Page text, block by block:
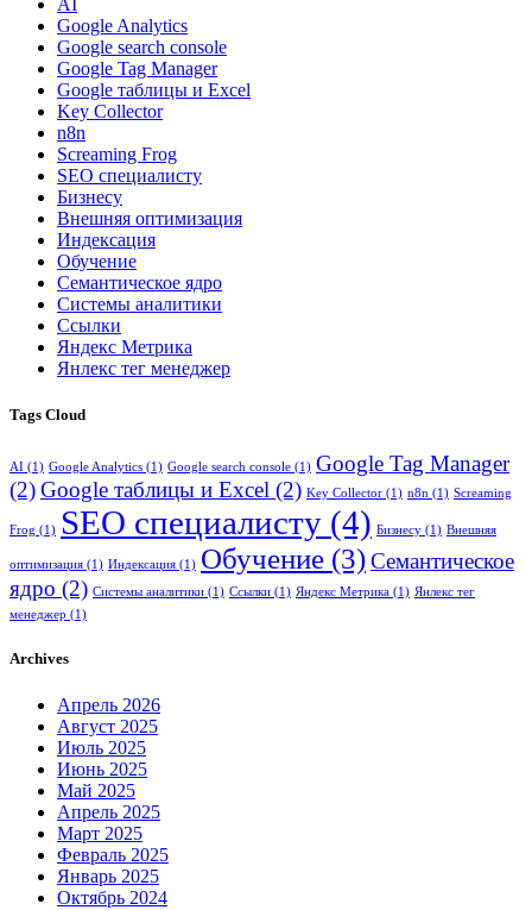
Google Analytics
Google search console
Google Tag Manager
Google таблицы и Excel
Key Collector
n8n
Screaming Frog
SEO специалисту
Бизнесу
Внешняя оптимизация
Индексация
Обучение
Семантическое ядро
Системы аналитики
Ссылки
Яндекс Метрика
Янлекс тег менеджер
Tags Cloud
AI (1) Google Analytics (1) Google search console (1) Google Tag Manager
(2)Google таблицы и Excel (2) Key Collector (1) n8n (1) Screaming
Frog (1) SEO специалисту (4) Бизнесу (1) Внешняя
оптимизация (1) Индексация (1) Обучение (3)Семантическое
ядро (2) Системы аналитики (1) Ссылки (1) Яндекс Метрика (1) Янлекс тег
менеджер (1)
Archives
Апрель 2026
Август 2025
Июль 2025
Июнь 2025
Май 2025
Апрель 2025
Март 2025
Февраль 2025
Январь 2025
Октябрь 2024